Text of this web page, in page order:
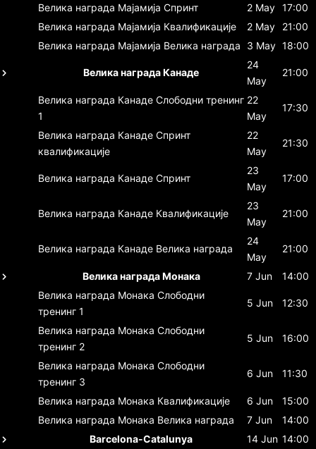
Велика награда Мајамија Спринт 2 May 17:00
Велика награда Мајамија Квалификације 2 May
21:00
Велика награда Мајамија Велика награда 3 May 18:00
Велика награда Канаде
24
May
21:00
Велика награда Канаде Слободни тренинг
1
22
May
17:30
Велика награда Канаде Спринт
квалификације
22
May
21:30
Велика награда Канаде Спринт
23
May
17:00
Велика награда Канаде Квалификације
23
May
21:00
Велика награда Канаде Велика награда
24
May
21:00
Велика награда Монака 7 Jun
14:00
Велика награда Монака Слободни
тренинг 1
5 Jun 12:30
Велика награда Монака Слободни
тренинг 2
5 Jun 16:00
Велика награда Монака Слободни
тренинг 3
6 Jun 11:30
Велика награда Монака Квалификације 6 Jun
15:00
Велика награда Монака Велика награда 7 Jun
14:00
Barcelona-Catalunya
14 Jun 14:00